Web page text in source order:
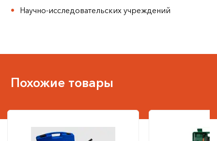
Научно-исследовательских учреждений
Похожие товары